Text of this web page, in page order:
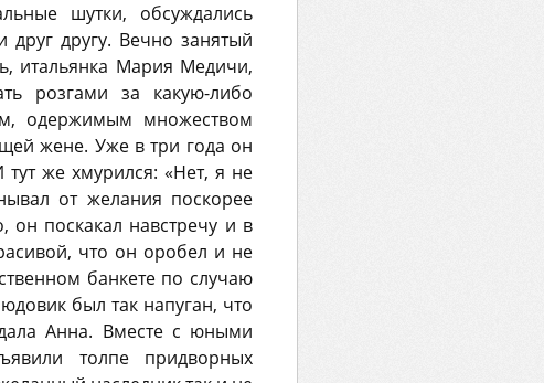
шутки, обсуждались
другу. Вечно занятый
итальянка Мария Медичи,
розгами за какую-либо
одержимым множеством
жене. Уже в три года он
же хмурился: «Нет, я не
от желания поскорее
поскакал навстречу и в
что он оробел и не
банкете по случаю
был так напуган, что
Анна. Вместе с юными
толпе придворных